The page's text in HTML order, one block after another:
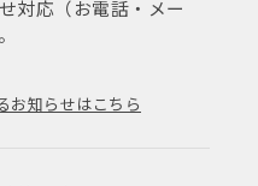
対応（お電話・メー
お知らせはこちら